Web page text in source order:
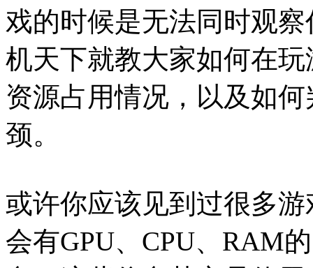
戏的时候是无法同时观
机天下就教大家如何在
资源占用情况，以及如
颈。
或许你应该见到过很多
会有GPU、CPU、RAM